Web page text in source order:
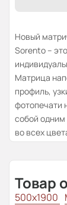
Новый
Sorento –
Матрица
профиль,
фотопечати
собой
во всех
Товар
500x1900